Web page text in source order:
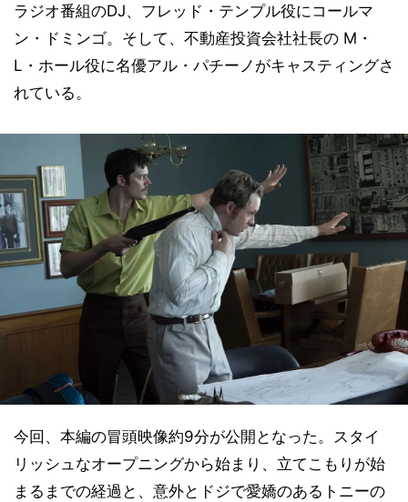
ラジオ番組のDJ、フレッド・テンプル役にコールマ
ン・ドミンゴ。そして、不動産投資会社社長の M・
L・ホール役に名優アル・パチーノがキャスティングさ
れている。
今回、本編の冒頭映像約9分が公開となった。スタイ
リッシュなオープニングから始まり、立てこもりが始
まるまでの経過と、意外とドジで愛嬌のあるトニーの